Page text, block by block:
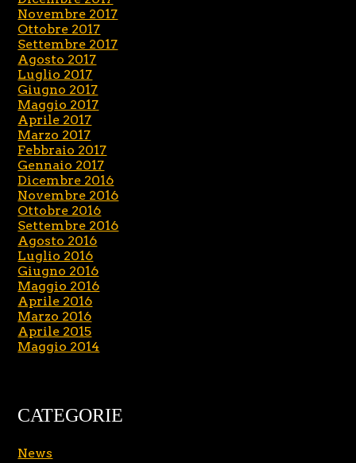
Novembre 2017
Ottobre 2017
Settembre 2017
Agosto 2017
Luglio 2017
Giugno 2017
Maggio 2017
Aprile 2017
Marzo 2017
Febbraio 2017
Gennaio 2017
Dicembre 2016
Novembre 2016
Ottobre 2016
Settembre 2016
Agosto 2016
Luglio 2016
Giugno 2016
Maggio 2016
Aprile 2016
Marzo 2016
Aprile 2015
Maggio 2014
CATEGORIE
News